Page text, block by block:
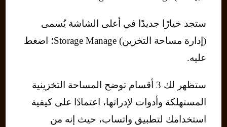
ستجد خيارًا جديدًا في أعلى الشاشة يُسمى
(إدارة مساحة التخزين) Storage Manage؛ اضغط
عليه.
ستظهر لك 3 أقسام توضح المساحة التخزينية
المستهلكة وأدوات لإدراتها، اعتمادًا على كيفية
استخدامك لتطبيق واتساب، حيث إنه من